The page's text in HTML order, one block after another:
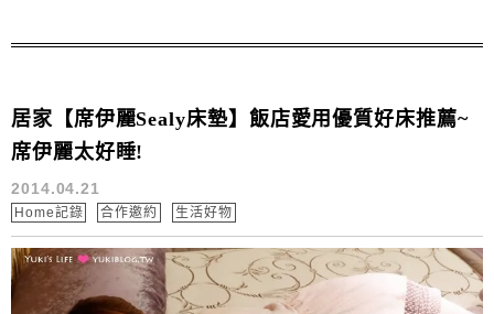
名的四季酒店、澳門威尼斯人酒店、新加坡濱海灣金沙...
居家【席伊麗Sealy床墊】飯店愛用優質好床推薦~
席伊麗太好睡!
2014.04.21
Home記錄 合作邀約 生活好物